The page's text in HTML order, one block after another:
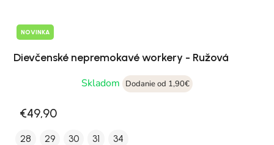
NOVINKA
Dievčenské nepremokavé workery - Ružová
Skladom
Dodanie od 1,90€
€49,90
28 29 30 31 34